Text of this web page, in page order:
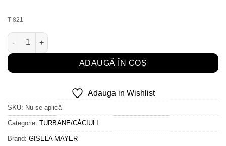
T 821
Cantitate Madrid Imprime
ADAUGĂ ÎN COȘ
Adauga in Wishlist
SKU: Nu se aplică
Categorie: TURBANE/CĂCIULI
Brand: GISELA MAYER